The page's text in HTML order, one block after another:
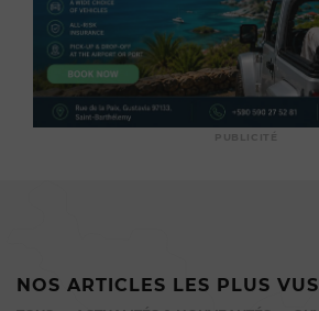
PUBLICITÉ
NOS ARTICLES LES PLUS VUS